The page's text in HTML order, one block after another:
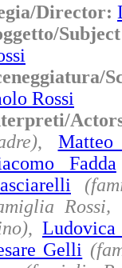
Director:
Rossi
, Matteo
Fadda
Rossi,
, Ludovica
Gelli